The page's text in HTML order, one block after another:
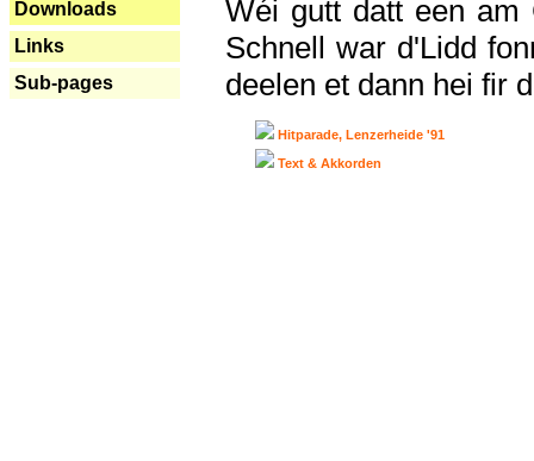
Downloads
Links
Sub-pages
Wéi gutt datt een am
Schnell war d'Lidd
deelen et dann hei fir
Hitparade, Lenzerheide '91
Text & Akkorden